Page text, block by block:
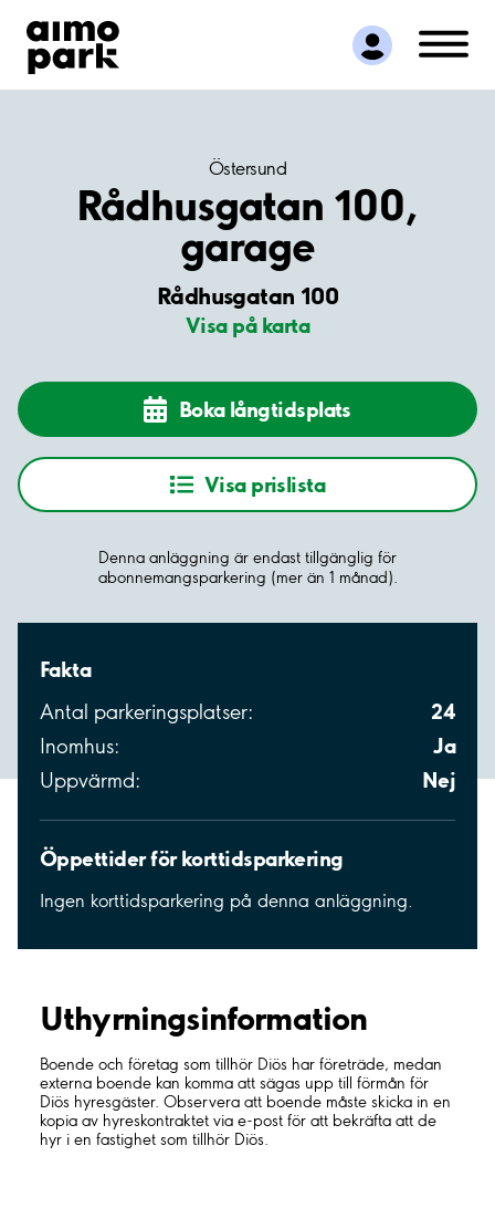
Hitta parkering
Samarbete
Kundservice
Östersund
Rådhusgatan 100,
garage
Rådhusgatan 100
Visa på karta
Boka långtidsplats
Visa prislista
Denna anläggning är endast tillgänglig för
abonnemangsparkering (mer än 1 månad).
Fakta
Antal parkeringsplatser: 24
Inomhus: Ja
Uppvärmd: Nej
Öppettider för korttidsparkering
Ingen korttidsparkering på denna anläggning.
Uthyrnings­information
Boende och företag som tillhör Diös har företräde, medan
externa boende kan komma att sägas upp till förmån för
Diös hyresgäster. Observera att boende måste skicka in en
kopia av hyreskontraktet via e-post för att bekräfta att de
hyr i en fastighet som tillhör Diös.